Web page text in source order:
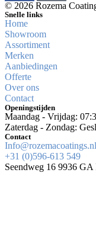
© 2026 Rozema
Snelle links
Home
Showroom
Assortiment
Merken
Aanbiedingen
Offerte
Over ons
Contact
Openingstijden
Maandag - Vrijdag:
Zaterdag - Zondag:
Contact
Info@rozemacoatings.nl
+31 (0)596-613 549
Seendweg 16 9936